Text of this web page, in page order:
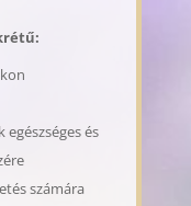
és
számára